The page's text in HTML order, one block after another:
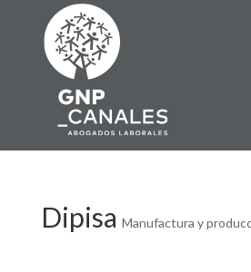
Dipisa Manufactura y